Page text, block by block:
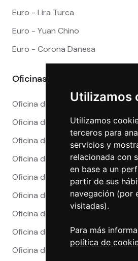
Utilizamos
Utilizamos
terceros para
servicios y
relacionada con
en base a un
partir de sus
navegación (por
visitadas).
Para más
política de
Euro - Lira Turca
Euro - Yuan Chino
Euro - Corona Danesa
Oficinas
Oficina de Cambio en Alicante
Oficina de Cambio en Barcelona
Oficina de Cambio en Córdoba
Oficina de Cambio en Granada
Oficina de Cambio en Madrid
Oficina de Cambio en Málaga
Oficina de Cambio en Marbella
Oficina de Cambio en Sevilla
Oficina de Cambio en Valencia